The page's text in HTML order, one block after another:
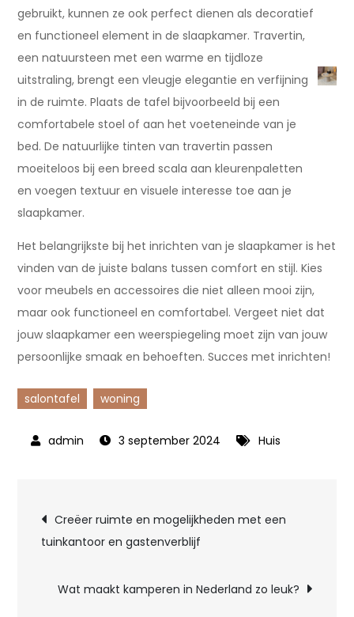
gebruikt, kunnen ze ook perfect dienen als decoratief
en functioneel element in de slaapkamer. Travertin,
een natuursteen met een warme en tijdloze
uitstraling, brengt een vleugje elegantie en verfijning
in de ruimte. Plaats de tafel bijvoorbeeld bij een
comfortabele stoel of aan het voeteneinde van je
bed. De natuurlijke tinten van travertin passen
moeiteloos bij een breed scala aan kleurenpaletten
en voegen textuur en visuele interesse toe aan je
slaapkamer.
Het belangrijkste bij het inrichten van je slaapkamer is het
vinden van de juiste balans tussen comfort en stijl. Kies
voor meubels en accessoires die niet alleen mooi zijn,
maar ook functioneel en comfortabel. Vergeet niet dat
jouw slaapkamer een weerspiegeling moet zijn van jouw
persoonlijke smaak en behoeften. Succes met inrichten!
salontafel woning
3 september 2024 Huis
Bericht
navigatie
Creëer ruimte en mogelijkheden met een
tuinkantoor en gastenverblijf
Wat maakt kamperen in Nederland zo leuk?